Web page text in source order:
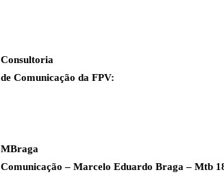
Consultoria
de Comunicação da FPV:
MBraga
Comunicação – Marcelo Eduardo Braga – Mtb